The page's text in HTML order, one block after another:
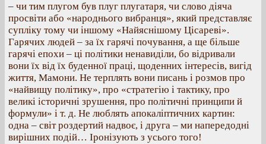
– чи тим плугом був плуг плугатаря, чи слово діяча
просвіти або «народнього вибранця», який представляє
супліку тому чи іншому «Найяснішому Цісареві».
Гарячих людей – за їх гарячі почування, а ще більше
гарячі епохи – ці політики ненавиділи, бо відривали
вони їх від їх буденної праці, щоденних інтересів, вигід
життя, Мамони. Не терплять вони писань і розмов про
«найвищу політику», про «стратегію і тактику, про
великі історичні зрушення, про політичні принципи й
формули» і т. д. Не люблять апокаліптичних картин:
одна – світ роздертий надвоє, і друга – ми напередодні
вирішних подій… Іронізують з усього того!